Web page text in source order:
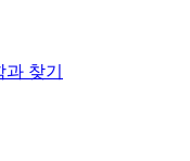
찾기